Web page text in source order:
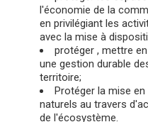
l'économie de la
en privilégiant les
avec la mise à
protéger , mettre
une gestion durable
territoire;
Protéger la mise
naturels au travers
de l'écosystème.